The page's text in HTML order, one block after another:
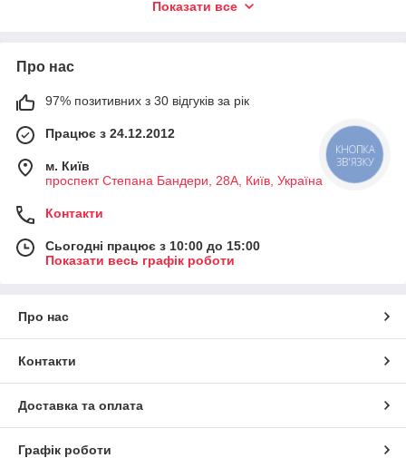
зручності користувача зроблений у вигляді
а в зручному рулоні.
пластиків, як поліетилен і поліпропілен. Температурний діапазон
Показати все
Про нас
97% позитивних з 30 відгуків за рік
Працює з 24.12.2012
м. Київ
проспект Степана Бандери, 28А, Київ, Україна
Контакти
Сьогодні працює з 10:00 до 15:00
Показати весь графік роботи
Про нас
Контакти
Доставка та оплата
Графік роботи
КНОПКА
ЗВ'ЯЗКУ